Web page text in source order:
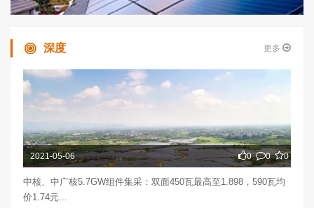
深度 更多
2021-05-06 0 0 0
中核、中广核5.7GW组件集采：双面450瓦最高至1.898，590瓦均
价1.74元...